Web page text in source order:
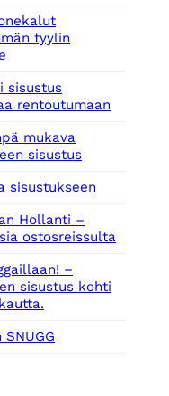
tyylin
sisustus
rentoutumaan
mukava
sisustus
sisustukseen
Hollanti –
ostosreissulta
–
sisustus kohti
SNUGG